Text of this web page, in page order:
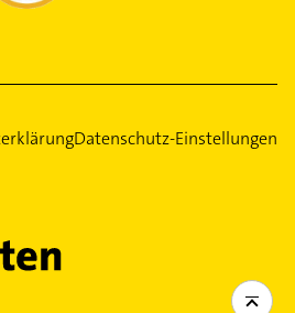
Datenschutz-Einstellungen